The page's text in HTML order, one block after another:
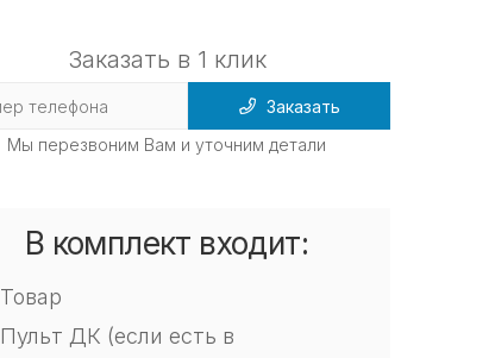
Заказать в 1 клик
Заказать
Мы перезвоним Вам и уточним детали
В комплект входит:
Товар
Пульт ДК (если есть в